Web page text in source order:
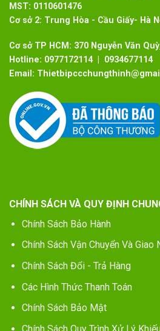
MST: 0110601476
Cơ sở 2: Trung Hòa - Cầu Giấy- Hà
Cơ sở TP HCM: 370 Nguyễn Văn
Hotline: 0977172114 | 0934677114
Email:
CHÍNH SÁCH VÀ QUY ĐỊNH
Chính Sách Bảo Hành
Chính Sách Vận Chuyển Và Giao
Chính Sách Đổi - Trả Hàng
Các Hình Thức Thanh Toán
Chính Sách Bảo Mật